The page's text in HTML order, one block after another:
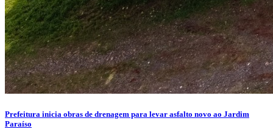
Prefeitura inicia obras de drenagem para levar asfalto novo ao Jardim
Paraíso